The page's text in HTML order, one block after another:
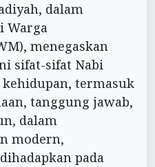
dalam
Warga
menegaskan
sifat-sifat Nabi
kehidupan, termasuk
tanggung jawab,
dalam
modern,
pada